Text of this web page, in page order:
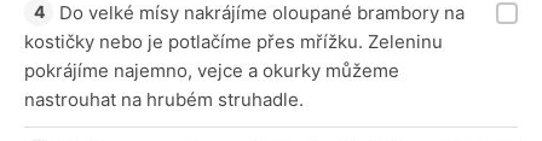
Do velké mísy nakrájíme oloupané brambory na
kostičky nebo je potlačíme přes mřížku. Zeleninu
pokrájíme najemno, vejce a okurky můžeme
nastrouhat na hrubém struhadle.